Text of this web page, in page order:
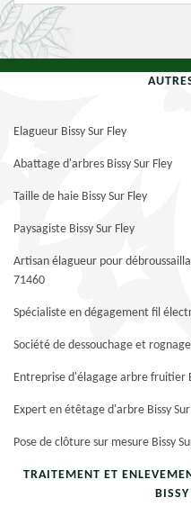
Elagueur Bissy Sur Fley
Abattage d'arbres Bissy Sur Fley
Taille de haie Bissy Sur Fley
Paysagiste Bissy Sur Fley
Artisan élagueur pour
71460
Spécialiste en dégagement fil
Société de dessouchage et
Entreprise d'élagage arbre fruitier
Expert en étêtage d'arbre Bissy
Pose de clôture sur mesure Bissy
TRAITEMENT ET